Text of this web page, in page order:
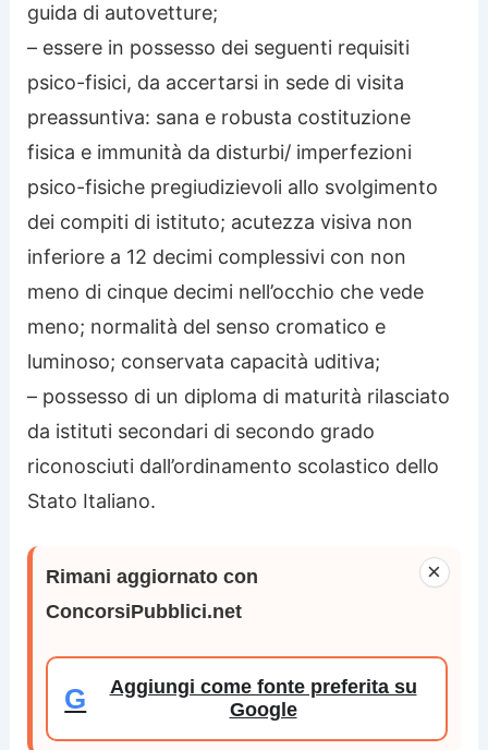
guida di autovetture;
– essere in possesso dei seguenti requisiti
psico-fisici, da accertarsi in sede di visita
preassuntiva: sana e robusta costituzione
fisica e immunità da disturbi/ imperfezioni
psico-fisiche pregiudizievoli allo svolgimento
dei compiti di istituto; acutezza visiva non
inferiore a 12 decimi complessivi con non
meno di cinque decimi nell’occhio che vede
meno; normalità del senso cromatico e
luminoso; conservata capacità uditiva;
– possesso di un diploma di maturità rilasciato
da istituti secondari di secondo grado
riconosciuti dall’ordinamento scolastico dello
Stato Italiano.
×
Rimani aggiornato con
ConcorsiPubblici.net
G
Aggiungi come fonte preferita su
Google